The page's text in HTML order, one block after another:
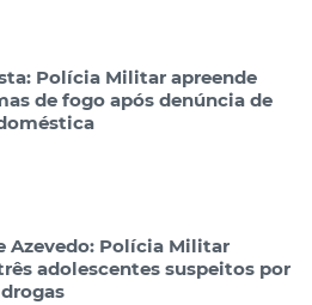
Polícia Militar apreende
de fogo após denúncia de
Azevedo: Polícia Militar
adolescentes suspeitos por